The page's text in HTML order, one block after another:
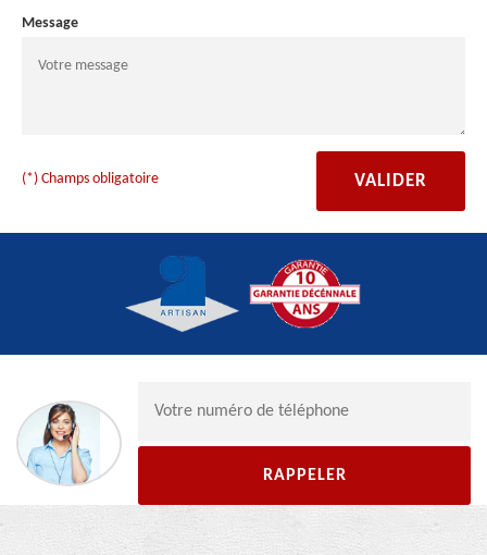
Message
(*) Champs obligatoire